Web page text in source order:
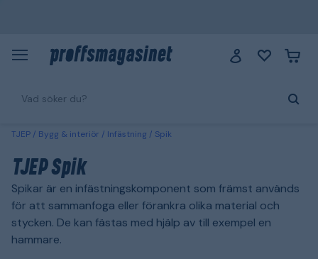
TJEP Bygg & interiör Infästning Spik
TJEP Spik
Spikar är en infästningskomponent som främst används
för att sammanfoga eller förankra olika material och
stycken. De kan fästas med hjälp av till exempel en
hammare.